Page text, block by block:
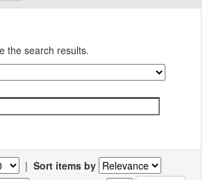
the search results.
| Sort items by